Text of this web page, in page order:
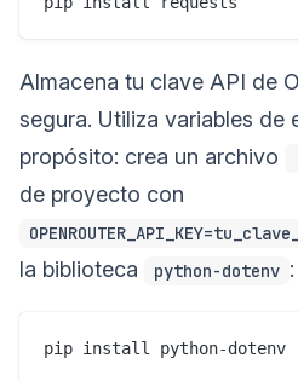
Almacena tu clave API de
segura. Utiliza variables de
propósito: crea un archivo
de proyecto con
la biblioteca
python-dotenv :